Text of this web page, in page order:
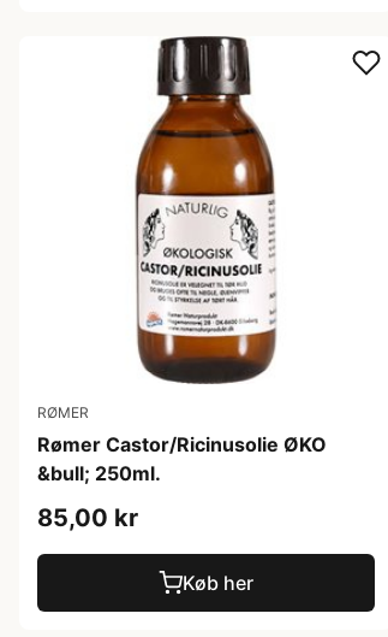
RØMER
Rømer Castor/Ricinusolie ØKO
&bull; 250ml.
85,00 kr
Køb her